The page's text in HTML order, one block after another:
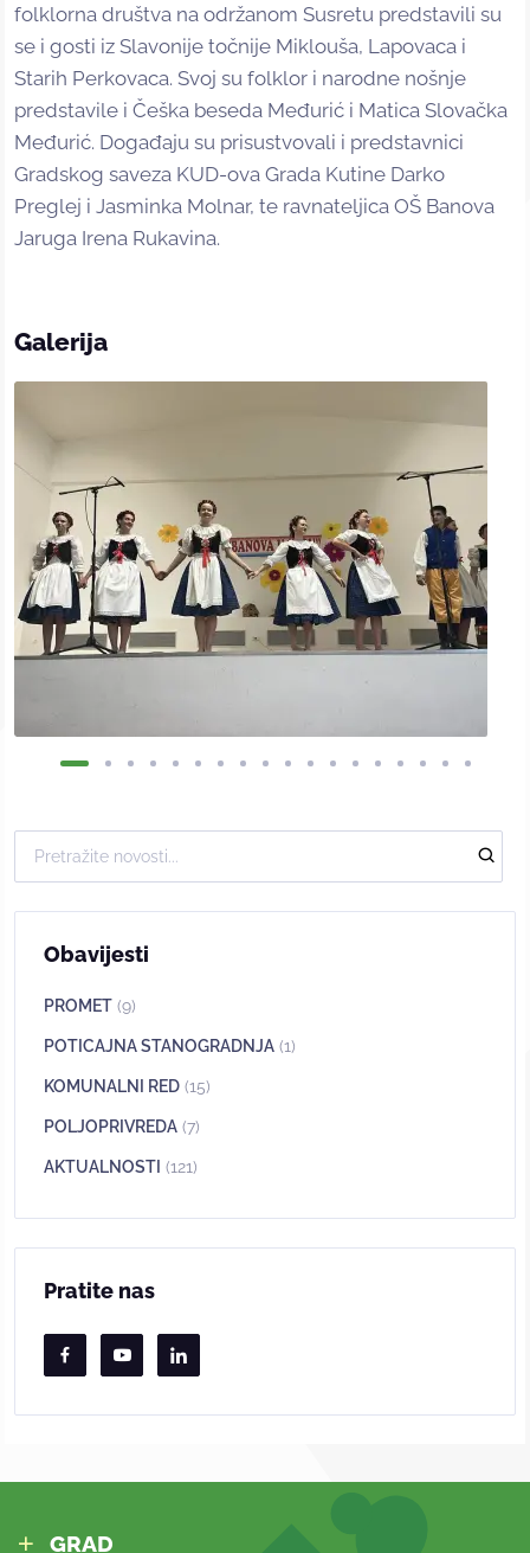
folklorna društva na održanom Susretu predstavili su
se i gosti iz Slavonije točnije Miklouša, Lapovaca i
Starih Perkovaca. Svoj su folklor i narodne nošnje
predstavile i Češka beseda Međurić i Matica Slovačka
Međurić. Događaju su prisustvovali i predstavnici
Gradskog saveza KUD-ova Grada Kutine Darko
Preglej i Jasminka Molnar, te ravnateljica OŠ Banova
Jaruga Irena Rukavina.
Galerija
Obavijesti
PROMET (9)
POTICAJNA STANOGRADNJA (1)
KOMUNALNI RED (15)
POLJOPRIVREDA (7)
AKTUALNOSTI (121)
Pratite nas
GRAD